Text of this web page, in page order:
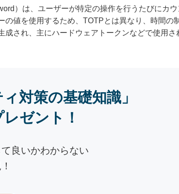
）は、ユーザーが特定の操作を行うたびにカ
の値を使用するため、TOTPとは異なり、時間の
され、主にハードウェアトークンなどで使用さ
対策の基礎知識」
ゼント！
良いかわからない